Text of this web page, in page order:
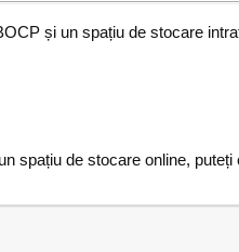
și un spațiu de stocare
spațiu de stocare online,